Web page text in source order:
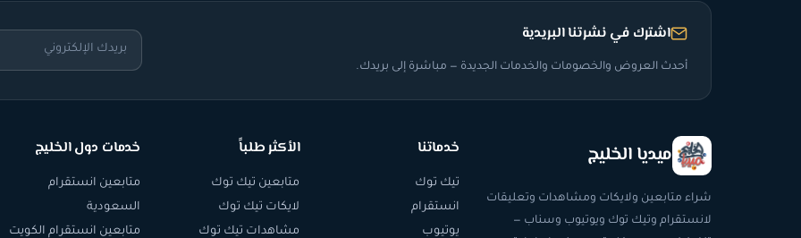
اشترك في نشرتنا البريدية
أحدث العروض والخصومات والخدمات الجديدة — مباشرة إلى بريدك.
ميديا الخليج
شراء متابعين ولايكات ومشاهدات وتعليقات
لانستقرام وتيك توك ويوتيوب وسناب —
خدماتنا
تيك توك
انستقرام
يوتيوب
الأكثر طلباً
متابعين تيك توك
لايكات تيك توك
مشاهدات تيك توك
خدمات دول الخليج
متابعين انستقرام
السعودية
متابعين انستقرام الكويت